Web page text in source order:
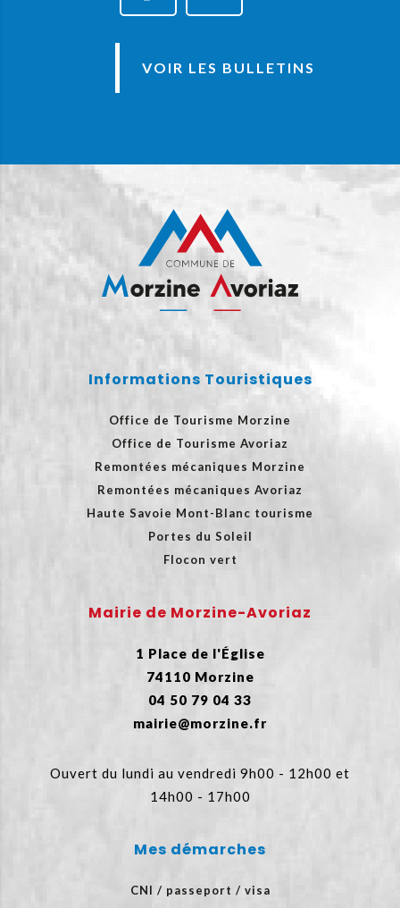
VOIR LES BULLETINS
Informations Touristiques
Office de Tourisme Morzine
Office de Tourisme Avoriaz
Remontées mécaniques Morzine
Remontées mécaniques Avoriaz
Haute Savoie Mont-Blanc tourisme
Portes du Soleil
Flocon vert
Mairie de Morzine-Avoriaz
1 Place de l'Église
74110 Morzine
04 50 79 04 33
mairie@morzine.fr
Ouvert du lundi au vendredi 9h00 - 12h00 et
14h00 - 17h00
Mes démarches
CNI / passeport / visa